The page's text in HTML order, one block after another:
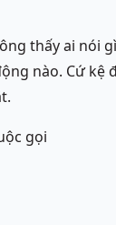
thấy ai nói
nào. Cứ kệ
gọi